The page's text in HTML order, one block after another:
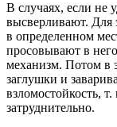
В случаях, если не
высверливают. Для
в определенном
просовывают в
механизм. Потом в
заглушки и
взломостойкость,
затруднительно.